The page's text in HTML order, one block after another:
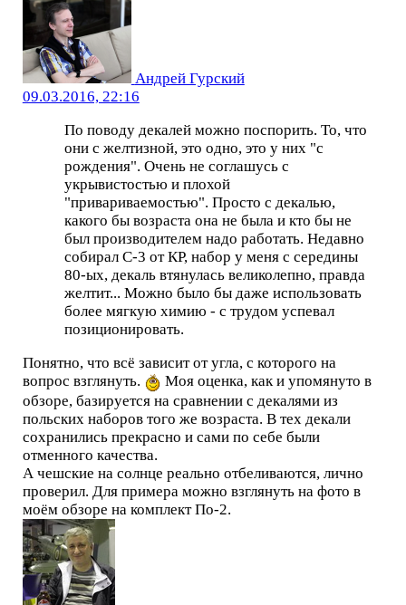
Андрей Гурский
09.03.2016, 22:16
По поводу декалей можно поспорить. То, что
они с желтизной, это одно, это у них "с
рождения". Очень не соглашусь с
укрывистостью и плохой
"привариваемостью". Просто с декалью,
какого бы возраста она не была и кто бы не
был производителем надо работать. Недавно
собирал С-3 от КР, набор у меня с середины
80-ых, декаль втянулась великолепно, правда
желтит... Можно было бы даже использовать
более мягкую химию - с трудом успевал
позиционировать.
Понятно, что всё зависит от угла, с которого на
вопрос взглянуть.
Моя оценка, как и упомянуто в
обзоре, базируется на сравнении с декалями из
польских наборов того же возраста. В тех декали
сохранились прекрасно и сами по себе были
отменного качества.
А чешские на солнце реально отбеливаются, лично
проверил. Для примера можно взглянуть на фото в
моём обзоре на комплект По-2.